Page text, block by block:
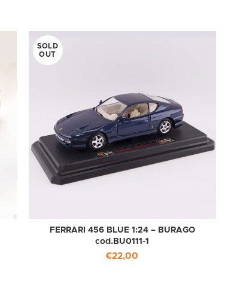
SOLD
OUT
FERRARI 456 BLUE 1:24 – BURAGO
cod.BU0111-1
€22,00